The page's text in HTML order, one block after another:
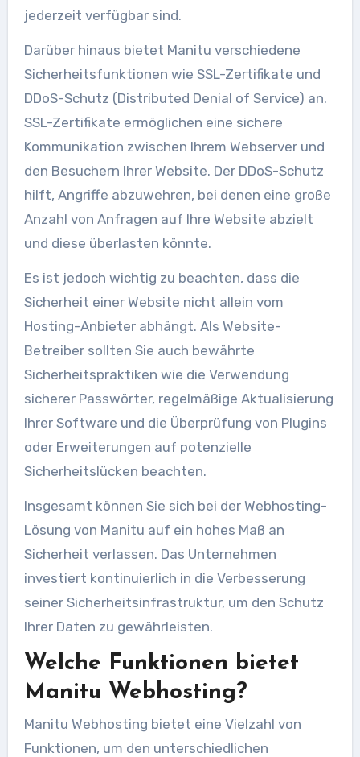
jederzeit verfügbar sind.
Darüber hinaus bietet Manitu verschiedene
Sicherheitsfunktionen wie SSL-Zertifikate und
DDoS-Schutz (Distributed Denial of Service) an.
SSL-Zertifikate ermöglichen eine sichere
Kommunikation zwischen Ihrem Webserver und
den Besuchern Ihrer Website. Der DDoS-Schutz
hilft, Angriffe abzuwehren, bei denen eine große
Anzahl von Anfragen auf Ihre Website abzielt
und diese überlasten könnte.
Es ist jedoch wichtig zu beachten, dass die
Sicherheit einer Website nicht allein vom
Hosting-Anbieter abhängt. Als Website-
Betreiber sollten Sie auch bewährte
Sicherheitspraktiken wie die Verwendung
sicherer Passwörter, regelmäßige Aktualisierung
Ihrer Software und die Überprüfung von Plugins
oder Erweiterungen auf potenzielle
Sicherheitslücken beachten.
Insgesamt können Sie sich bei der Webhosting-
Lösung von Manitu auf ein hohes Maß an
Sicherheit verlassen. Das Unternehmen
investiert kontinuierlich in die Verbesserung
seiner Sicherheitsinfrastruktur, um den Schutz
Ihrer Daten zu gewährleisten.
Welche Funktionen bietet
Manitu Webhosting?
Manitu Webhosting bietet eine Vielzahl von
Funktionen, um den unterschiedlichen